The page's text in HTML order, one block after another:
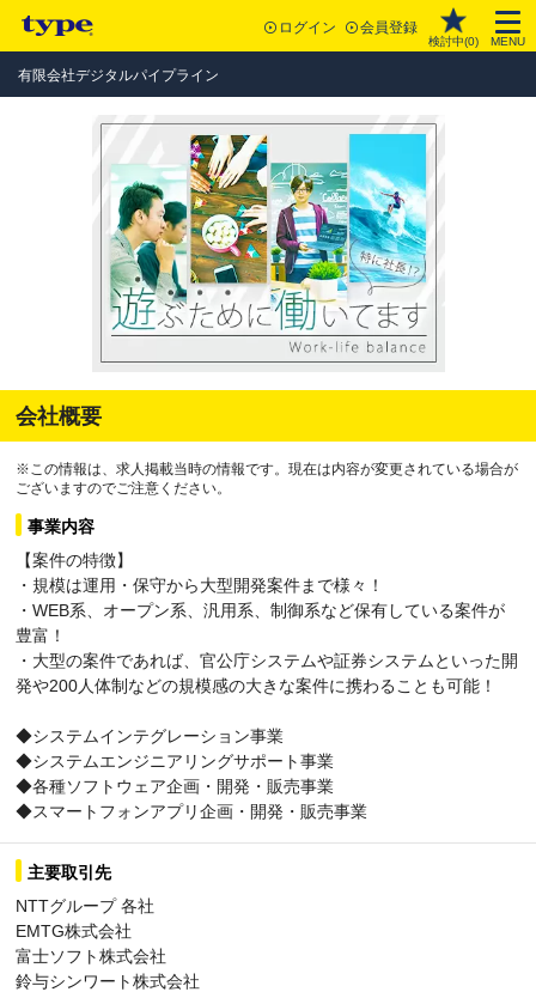
ログイン 会員登録
検討中(0) MENU
有限会社デジタルパイプライン
会社概要
※この情報は、求人掲載当時の情報です。現在は内容が変更されている場合が
ございますのでご注意ください。
事業内容
【案件の特徴】
・規模は運用・保守から大型開発案件まで様々！
・WEB系、オープン系、汎用系、制御系など保有している案件が
豊富！
・大型の案件であれば、官公庁システムや証券システムといった開
発や200人体制などの規模感の大きな案件に携わることも可能！
◆システムインテグレーション事業
◆システムエンジニアリングサポート事業
◆各種ソフトウェア企画・開発・販売事業
◆スマートフォンアプリ企画・開発・販売事業
主要取引先
NTTグループ 各社
EMTG株式会社
富士ソフト株式会社
鈴与シンワート株式会社